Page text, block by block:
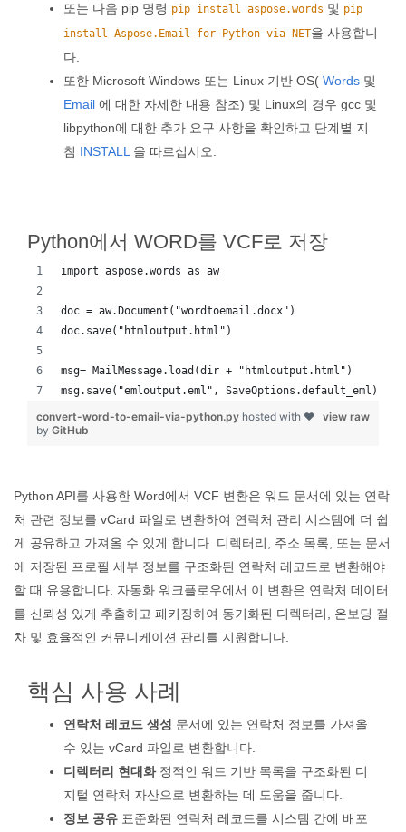
또는 다음 pip 명령 pip install aspose.words 및 pip
install Aspose.Email-for-Python-via-NET을 사용합니
다.
또한 Microsoft Windows 또는 Linux 기반 OS( Words 및
Email 에 대한 자세한 내용 참조) 및 Linux의 경우 gcc 및
libpython에 대한 추가 요구 사항을 확인하고 단계별 지
침 INSTALL 을 따르십시오.
Python에서 WORD를 VCF로 저장
import aspose.words as aw
doc = aw.Document("wordtoemail.docx")
doc.save("htmloutput.html")
msg= MailMessage.load(dir + "htmloutput.html")
msg.save("emloutput.eml", SaveOptions.default_eml)
view raw
convert-word-to-email-via-python.py hosted with ❤
by GitHub
Python API를 사용한 Word에서 VCF 변환은 워드 문서에 있는 연락
처 관련 정보를 vCard 파일로 변환하여 연락처 관리 시스템에 더 쉽
게 공유하고 가져올 수 있게 합니다. 디렉터리, 주소 목록, 또는 문서
에 저장된 프로필 세부 정보를 구조화된 연락처 레코드로 변환해야
할 때 유용합니다. 자동화 워크플로우에서 이 변환은 연락처 데이터
를 신뢰성 있게 추출하고 패키징하여 동기화된 디렉터리, 온보딩 절
차 및 효율적인 커뮤니케이션 관리를 지원합니다.
핵심 사용 사례
연락처 레코드 생성 문서에 있는 연락처 정보를 가져올
수 있는 vCard 파일로 변환합니다.
디렉터리 현대화정적인 워드 기반 목록을 구조화된 디
지털 연락처 자산으로 변환하는 데 도움을 줍니다.
정보 공유 표준화된 연락처 레코드를 시스템 간에 배포